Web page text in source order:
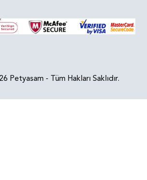
Petyasam - Tüm Hakları Saklıdır.